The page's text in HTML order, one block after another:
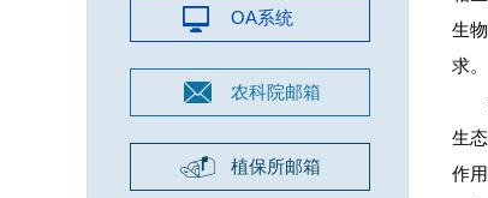
OA系统
农科院邮箱
植保所邮箱
生
求。
生
作